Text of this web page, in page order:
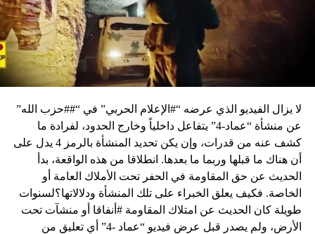
لا يزال الفيديو الذي عرضه “#الإعلام الحربي” في “##حزب الله”
عن منشأة “عماد-4” يتفاعل داخلياً وخارج الحدود، لفرادة ما
كشف عنه من قدرات، وإن يكن تحديد المنشأة بالرمز 4 يدل على
أن هناك ما قبلها وربما ما بعدها. انطلاقا من هذه الواقعة، بدأ
الحديث عن حق المقاومة في الحفر تحت الأملاك العامة أو
الخاصة. فكيف يعلق الخبراء على تلك المنشأة ودلالاتها؟لسنوات
طويلة كان الحديث عن امتلاك المقاومة #أنفاقا أو منشآت تحت
الأرض، ولم يصدر قبل عرض فيديو “عماد -4” أي تعليق من